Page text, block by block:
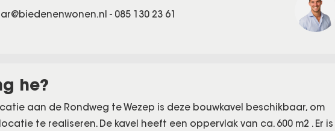
- 085 130 23 61
he?
aan de Rondweg te Wezep is deze bouwkavel beschikbaar, om
te realiseren. De kavel heeft een oppervlak van ca. 600 m2 . Er is